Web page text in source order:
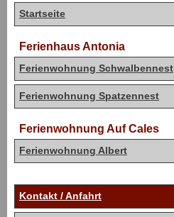
Startseite
Ferienhaus Antonia
Ferienwohnung Schwalbennest
Ferienwohnung Spatzennest
Ferienwohnung Auf Cales
Ferienwohnung Albert
Kontakt / Anfahrt